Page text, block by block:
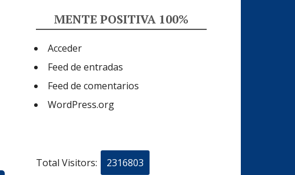
MENTE POSITIVA 100%
Acceder
Feed de entradas
Feed de comentarios
WordPress.org
Total Visitors: 2316803